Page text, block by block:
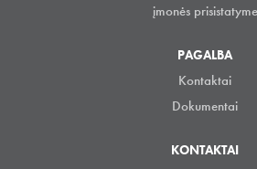
įmonės prisistatyme
PAGALBA
Kontaktai
Dokumentai
KONTAKTAI